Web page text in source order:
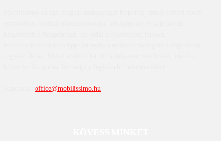
office@mobilissimo.hu